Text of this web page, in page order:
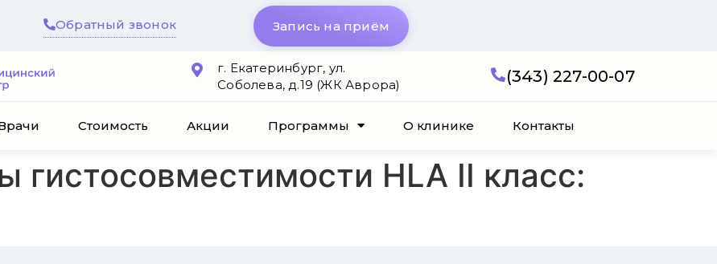
Обратный звонок Запись на приём
г. Екатеринбург, ул.
Соболева, д.19 (ЖК Аврора)
(343) 227-00-07
Стоимость Акции Программы О клинике Контакты
гистосовместимости HLA II класс: